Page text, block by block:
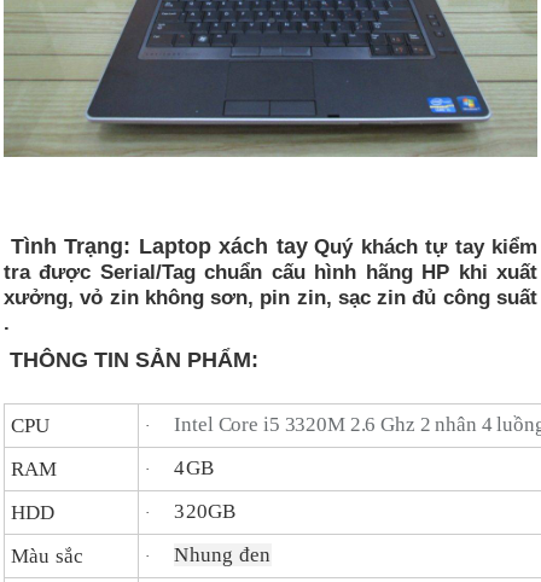
Tình Trạng: Laptop xách tay Quý khách tự tay kiểm
tra được Serial/Tag chuẩn cấu hình hãng HP khi xuất
xưởng, vỏ zin không sơn, pin zin, sạc zin đủ công suất
.
THÔNG TIN SẢN PHẨM:
CPU ·
Intel Core i5 3320M 2.6 Ghz 2 nhân 4
RAM
·
4GB
HDD
·
320GB
Màu sắc
· Nhung đen